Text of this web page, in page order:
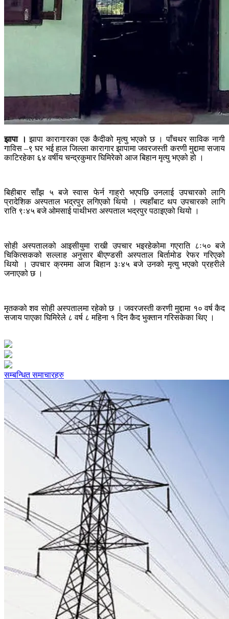
झापा । झापा कारागारका एक कैदीको मृत्यु भएको छ । पाँचथर साविक नागी
गाविस –९ घर भई हाल जिल्ला कारागार झापामा जवरजस्ती करणी मुद्दामा सजाय
काटिरहेका ६४ वर्षीय चन्द्रकुमार घिमिरेको आज बिहान मृत्यु भएको हो ।
बिहीबार साँझ ५ बजे स्वास फेर्न गाह्रो भएपछि उनलाई उपचारको लागि
प्रादेशिक अस्पताल भद्रपुर लगिएको थियो । त्यहाँबाट थप उपचारको लागि
राति ९ः४५ बजे ओमसाई पाथीभरा अस्पताल भद्रपुर पठाइएको थियो ।
सोही अस्पतालको आइसीयुमा राखी उपचार भइरहेकोमा गएराति ८ः५० बजे
चिकित्सकको सल्लाह अनुसार बीएण्डसी अस्पताल बिर्तामोड रेफर गरिएको
थियो । उपचार क्रममा आज बिहान ३ः४५ बजे उनको मृत्यु भएको प्रहरीले
जनाएको छ ।
मृतकको शव सोही अस्पतालमा रहेको छ । जवरजस्ती करणी मुद्दामा १० वर्ष कैद
सजाय पाएका घिमिरेले ८ वर्ष ८ महिना १ दिन कैद भुक्तान गरिसकेका थिए ।
सम्बन्धित समाचारहरु